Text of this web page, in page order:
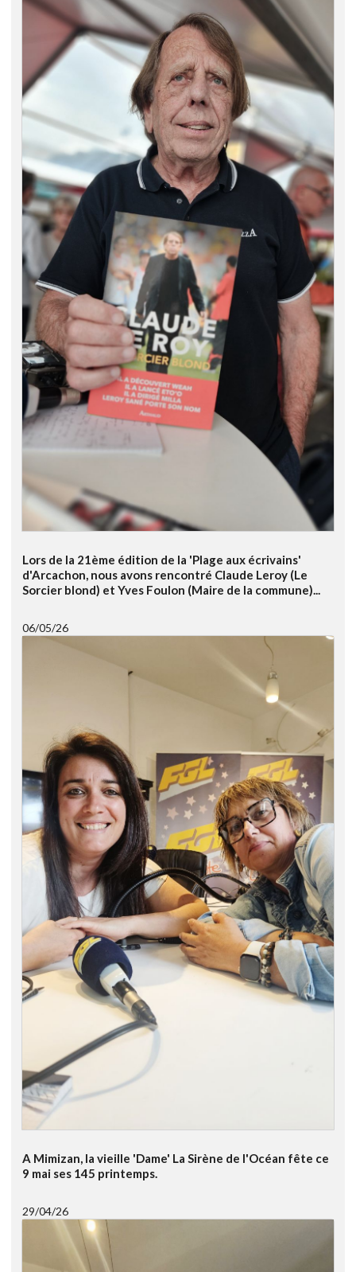
Lors de la 21ème édition de la 'Plage aux écrivains'
d'Arcachon, nous avons rencontré Claude Leroy (Le
Sorcier blond) et Yves Foulon (Maire de la commune)...
06/05/26
A Mimizan, la vieille 'Dame' La Sirène de l'Océan fête ce
9 mai ses 145 printemps.
29/04/26